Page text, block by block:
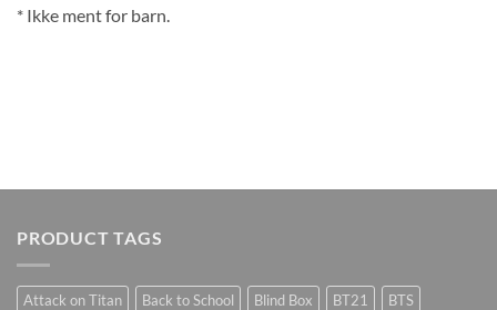
* Ikke ment for barn.
PRODUCT TAGS
Attack on Titan Back to School Blind Box BT21
BTS